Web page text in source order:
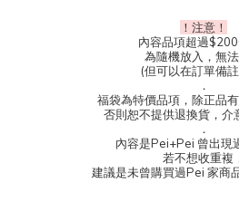
！注意！
內容品項超過
為隨機放入，無
(但可以在訂單備
．
福袋為特價品項，除正品
否則恕不提供退換貨，介
．
內容是Pei+Pei 曾出現
若不想收重複
建議是未曾購買過Pei 家商